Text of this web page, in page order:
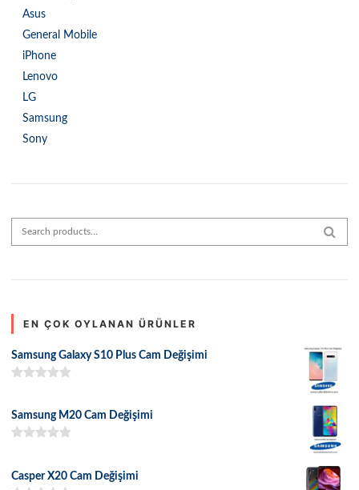
Asus
General Mobile
iPhone
Lenovo
LG
Samsung
Sony
Search for:
EN ÇOK OYLANAN ÜRÜNLER
Samsung Galaxy S10 Plus Cam Değişimi
Samsung M20 Cam Değişimi
Casper X20 Cam Değişimi